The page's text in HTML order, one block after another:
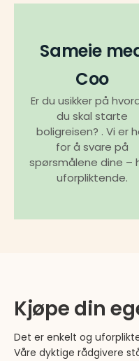
Sameie
Coo
Er du usikker på
du skal starte
boligreisen? . Vi er
for å svare på
spørsmålene dine –
uforpliktende.
Kjøpe din
Det er enkelt og
Våre dyktige rådgivere